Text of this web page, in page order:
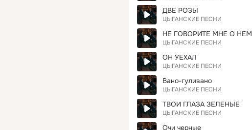
ДВЕ РОЗЫ
ЦЫГАНСКИЕ ПЕСНИ
НЕ ГОВОРИТЕ МНЕ О НЕМ
ЦЫГАНСКИЕ ПЕСНИ
ОН УЕХАЛ
ЦЫГАНСКИЕ ПЕСНИ
Вано-гуливано
ЦЫГАНСКИЕ ПЕСНИ
ТВОИ ГЛАЗА ЗЕЛЕНЫЕ
ЦЫГАНСКИЕ ПЕСНИ
Очи черные